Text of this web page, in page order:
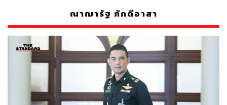
ณาฌารัฐ ภักดีอาสา